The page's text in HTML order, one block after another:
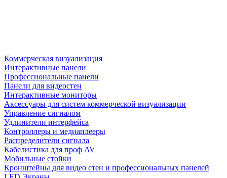
Коммерческая визуализация
Интерактивные панели
Профессиональные панели
Панели для видеостен
Интерактивные мониторы
Аксессуары для систем коммерческой визуализации
Управление сигналом
Удлинители интерфейса
Контроллеры и медиаплееры
Распределители сигнала
Кабелистика для проф AV
Мобильные стойки
Кронштейны для видео стен и профессиональных панелей